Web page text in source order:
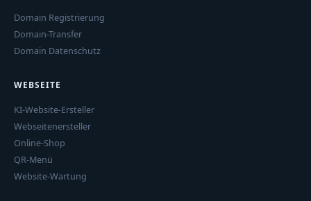
Domain Registrierung
Domain-Transfer
Domain Datenschutz
WEBSEITE
KI-Website-Ersteller
Webseitenersteller
Online-Shop
QR-Menü
Website-Wartung